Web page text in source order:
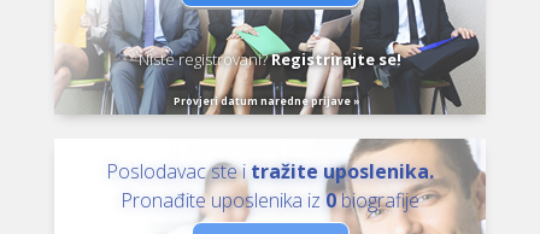
Niste registrovani?Registrirajte se!
Provjeri datum naredne prijave »
Poslodavac ste i tražite uposlenika.
Pronađite uposlenika iz 0biografije